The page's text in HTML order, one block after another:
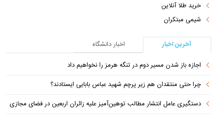
خرید طلا آنلاین
شیمی مبتکران
آخرین اخبار
اخبار دانشگاه
اجازه باز شدن مسیر دوم در تنگه هرمز را نخواهیم داد
چرا حتی منتقدان هم زیر پرچم شهید عباس بابایی ایستادند؟
دستگیری عامل انتشار مطالب توهین‌آمیز علیه زائران اربعین در فضای مجازی